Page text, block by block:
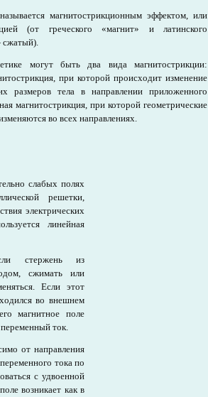
магнитострикционным эффектом, или
(от греческого «магнит» и латинского
сжатый).
могут быть два вида магнитострикции:
при которой происходит изменение
размеров тела в направлении приложенного
магнитострикция, при которой геометрические
во всех направлениях.
слабых полях
решетки,
электрических
линейная
стержень из
сжимать или
Если этот
во внешнем
магнитное поле
переменный ток.
от направления
тока по
с удвоенной
возникает как в